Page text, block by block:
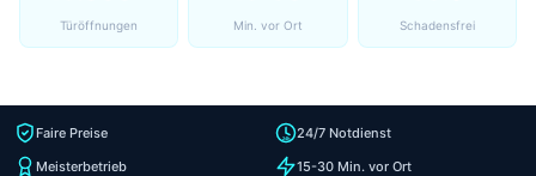
Türöffnungen Min. vor Ort Schadensfrei
Faire Preise
24/7 Notdienst
Meisterbetrieb
15-30 Min. vor Ort